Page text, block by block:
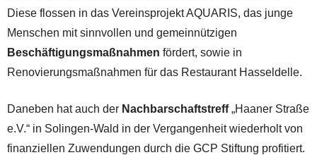
Diese flossen in das Vereinsprojekt AQUARIS, das junge
Menschen mit sinnvollen und gemeinnützigen
Beschäftigungsmaßnahmen fördert, sowie in
Renovierungsmaßnahmen für das Restaurant Hasseldelle.
Daneben hat auch der Nachbarschaftstreff„Haaner Straße
e.V.“ in Solingen-Wald in der Vergangenheit wiederholt von
finanziellen Zuwendungen durch die GCP Stiftung profitiert.